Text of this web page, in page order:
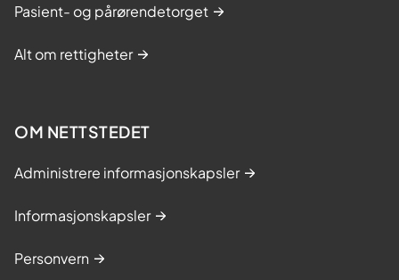
Pasient- og pårørendetorget
Alt om rettigheter
OM NETTSTEDET
Administrere informasjonskapsler
Informasjonskapsler
Personvern